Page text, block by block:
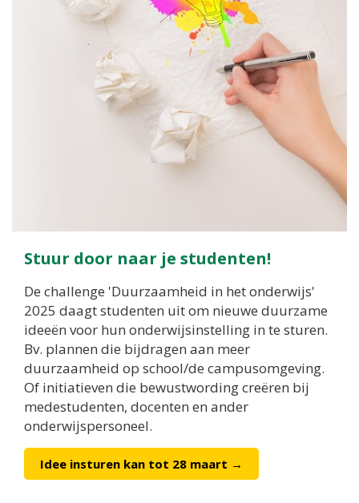
Stuur door naar je studenten!
De challenge 'Duurzaamheid in het onderwijs'
2025 daagt studenten uit om nieuwe duurzame
ideeën voor hun onderwijsinstelling in te sturen.
Bv. plannen die bijdragen aan meer
duurzaamheid op school/de campusomgeving.
Of initiatieven die bewustwording creëren bij
medestudenten, docenten en ander
onderwijspersoneel.
Idee insturen kan tot 28 maart →